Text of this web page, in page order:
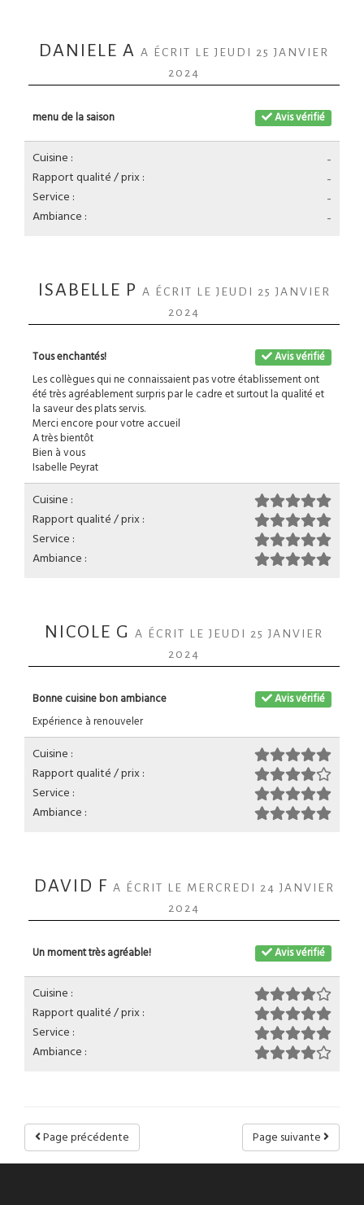
DANIELE A A ÉCRIT LE JEUDI 25 JANVIER
2024
Avis vérifié
menu de la saison
-
Cuisine :
-
Rapport qualité / prix :
-
Service :
-
Ambiance :
ISABELLE P A ÉCRIT LE JEUDI 25 JANVIER
2024
Avis vérifié
Tous enchantés!
Les collègues qui ne connaissaient pas votre établissement ont
été très agréablement surpris par le cadre et surtout la qualité et
la saveur des plats servis.
Merci encore pour votre accueil
A très bientôt
Bien à vous
Isabelle Peyrat
Cuisine :
Rapport qualité / prix :
Service :
Ambiance :
NICOLE G
A ÉCRIT LE JEUDI 25 JANVIER
2024
Avis vérifié
Bonne cuisine bon ambiance
Expérience à renouveler
Cuisine :
Rapport qualité / prix :
Service :
Ambiance :
DAVID F A ÉCRIT LE MERCREDI 24 JANVIER
2024
Avis vérifié
Un moment très agréable!
Cuisine :
Rapport qualité / prix :
Service :
Ambiance :
Page suivante
Page précédente